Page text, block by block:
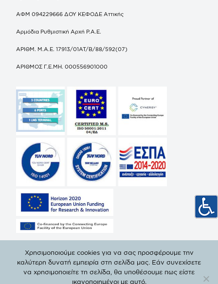
ΑΦΜ 094229666 ΔΟΥ ΚΕΦΟΔΕ Αττικής
Αρμόδια Ρυθμιστική Αρχή Ρ.Α.Ε.
ΑΡΙΘΜ. Μ.Α.Ε. 17913/01ΑΤ/Β/88/592(07)
ΑΡΙΘΜΟΣ Γ.Ε.ΜΗ. 000556901000
© Copyright 2019 ΔΕΠΑ | All Rights Reserved. |
Χρησιμοποιούμε cookies για να σας προσφέρουμε την
καλύτερη δυνατή εμπειρία στη σελίδα μας. Εάν συνεχίσετε
να χρησιμοποιείτε τη σελίδα, θα υποθέσουμε πως είστε
ικανοποιημένοι με αυτό.